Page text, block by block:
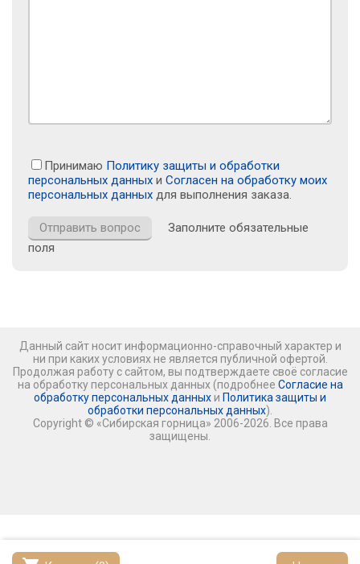
Принимаю Политику защиты и обработки
персональных данных и Согласен на обработку моих
персональных данных для выполнения заказа.
Заполните обязательные
поля
Данный сайт носит информационно-справочный характер и
ни при каких условиях не является публичной офертой.
Продолжая работу с сайтом, вы подтверждаете своё согласие
на обработку персональных данных (подробнее Согласие на
обработку персональных данных и Политика защиты и
обработки персональных данных).
Copyright © «Сибирская горница» 2006-2026. Все права
защищены.